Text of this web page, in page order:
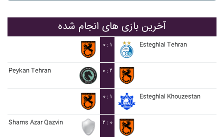
آخرین بازی های انجام شده
۰ : ۱ Esteghlal Tehran
Peykan Tehran ۰ : ۲
۰ : ۱ Esteghlal Khouzestan
Shams Azar Qazvin ۲ : ۰